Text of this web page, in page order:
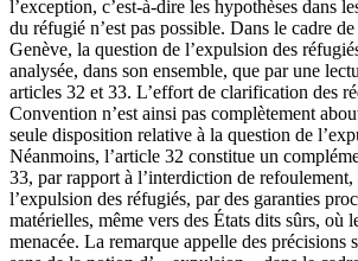
l’exception, c’est-à-dire les hypothèses dans
du réfugié n’est pas possible. Dans le cadre
Genève, la question de l’expulsion des
analysée, dans son ensemble, que par une
articles 32 et 33. L’effort de clarification des
Convention n’est ainsi pas complètement
seule disposition relative à la question de
Néanmoins, l’article 32 constitue un
33, par rapport à l’interdiction de
l’expulsion des réfugiés, par des garanties
matérielles, même vers des États dits sûrs, où
menacée. La remarque appelle des précisions